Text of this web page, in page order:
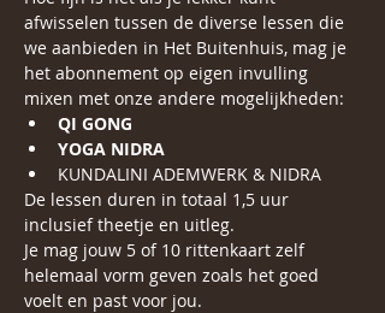
afwisselen tussen de diverse lessen die
we aanbieden in Het Buitenhuis, mag je
het abonnement op eigen invulling
mixen met onze andere mogelijkheden:
QI GONG
YOGA NIDRA
KUNDALINI ADEMWERK & NIDRA
De lessen duren in totaal 1,5 uur
inclusief theetje en uitleg.
Je mag jouw 5 of 10 rittenkaart zelf
helemaal vorm geven zoals het goed
voelt en past voor jou.